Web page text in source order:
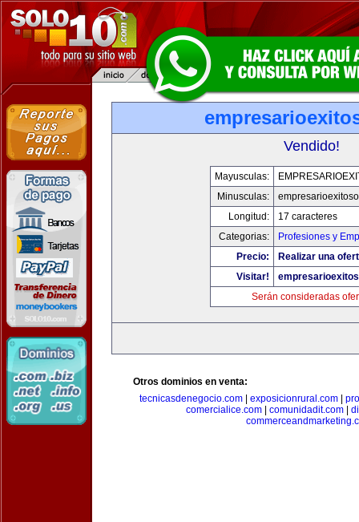
Vendido!
Mayusculas:
Minusculas:
Longitud:
17 caracteres
Categorias:
Profesiones y
Precio:
Realizar una
Visitar!
Serán consideradas
Otros dominios en venta:
tecnicasdenegocio.com
exposicionrural.com
comercialice.com| comunidadit.com|